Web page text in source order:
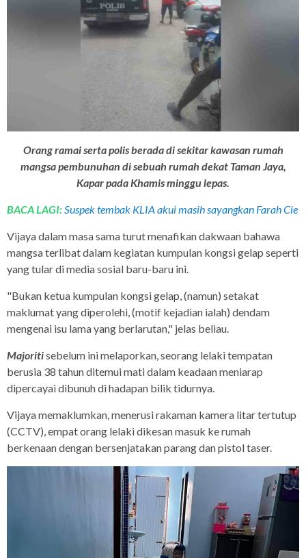
Orang ramai serta polis berada di sekitar kawasan rumah
mangsa pembunuhan di sebuah rumah dekat Taman Jaya,
Kapar pada Khamis minggu lepas.
BACA LAGI:Suspek tembak KLIA akui masih sayangkan Farah Cie
Vijaya dalam masa sama turut menafikan dakwaan bahawa
mangsa terlibat dalam kegiatan kumpulan kongsi gelap seperti
yang tular di media sosial baru-baru ini.
"Bukan ketua kumpulan kongsi gelap, (namun) setakat
maklumat yang diperolehi, (motif kejadian ialah) dendam
mengenai isu lama yang berlarutan," jelas beliau.
Majoritisebelum ini melaporkan, seorang lelaki tempatan
berusia 38 tahun ditemui mati dalam keadaan meniarap
dipercayai dibunuh di hadapan bilik tidurnya.
Vijaya memaklumkan, menerusi rakaman kamera litar tertutup
(CCTV), empat orang lelaki dikesan masuk ke rumah
berkenaan dengan bersenjatakan parang dan pistol taser.